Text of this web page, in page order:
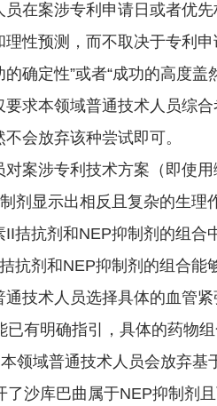
案涉专利申请日或者优先
性预测，而不取决于专利
的确定性”或者“成功的高度
求本领域普通技术人员综
会放弃该种尝试即可。
涉专利技术方案（即使用
剂显示出相反且复杂的生
拮抗剂和NEP抑制剂的组
抗剂和NEP抑制剂的组合
技术人员选择具体的血管
有明确指引，具体的药物
领域普通技术人员会放弃
沙库巴曲属于NEP抑制剂